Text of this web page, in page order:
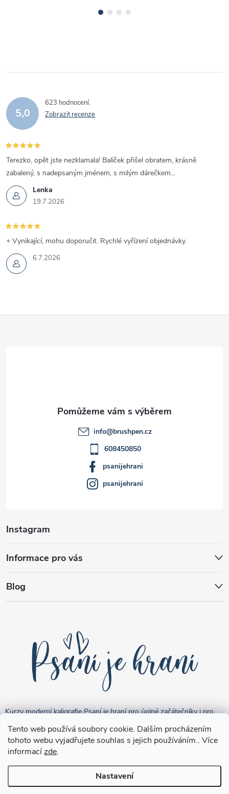
Tento web používá soubory cookie. Dalším procházením
tohoto webu vyjadřujete souhlas s jejich používáním.. Více
informacízde.
Nastavení
5,0
623 hodnocení
Zobrazit recenze
Lenka
19.7.2026
Terezko, opět jste nezklamala! Balíček přišel obratem, krásně
zabalený, s nadepsaným jménem, s milým dárečkem...
6.7.2026
+ Vynikající, mohu doporučit. Rychlé vyřízení objednávky.
Instagram
Informace pro vás
Blog
info@brushpen.cz
608450850
psanijehrani
psanijehrani
Kurzy moderní kaligrafie Psaní je hraní pro úplné začátečníky i pro
pokročilejší "kreativce".
Copyright 2026Brushpen.cz. Všechna práva vyhrazena.Upravit